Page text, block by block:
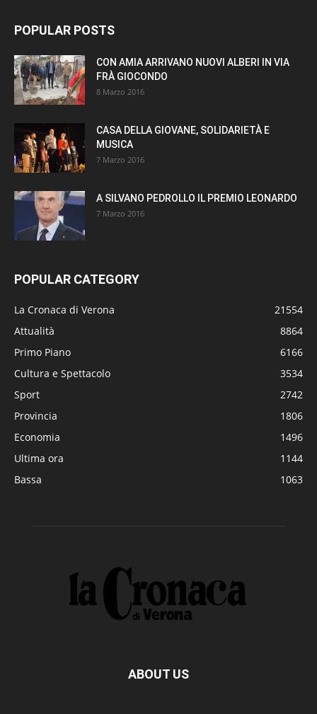
POPULAR POSTS
CON AMIA ARRIVANO NUOVI ALBERI IN VIA
FRÀ GIOCONDO
8 Marzo 2016
CASA DELLA GIOVANE, SOLIDARIETÀ E
MUSICA
7 Marzo 2016
A SILVANO PEDROLLO IL PREMIO LEONARDO
7 Marzo 2016
POPULAR CATEGORY
La Cronaca di Verona
21554
Attualità
8864
Primo Piano
6166
Cultura e Spettacolo
3534
Sport
2742
Provincia
1806
Economia
1496
Ultima ora
1144
Bassa
1063
ABOUT US